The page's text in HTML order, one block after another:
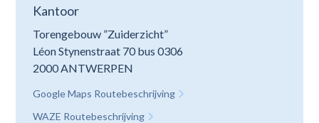
Kantoor
Torengebouw ”Zuiderzicht”
Léon Stynenstraat 70 bus 0306
2000 ANTWERPEN
Google Maps Routebeschrijving
WAZE Routebeschrijving